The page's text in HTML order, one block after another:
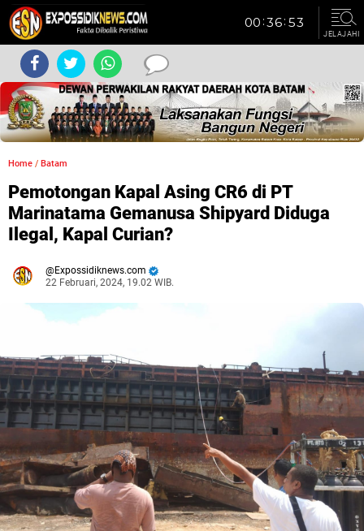
JELAJAHI
Home / Batam
Pemotongan Kapal Asing CR6 di PT
Marinatama Gemanusa Shipyard Diduga
Ilegal, Kapal Curian?
Expossidiknews.com
22 Februari, 2024, 19.02 WIB.